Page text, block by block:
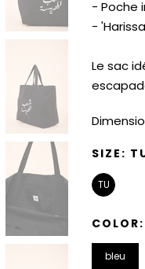
- Poche
-
Le sac
SIZE:
TU
COLOR:
bleu